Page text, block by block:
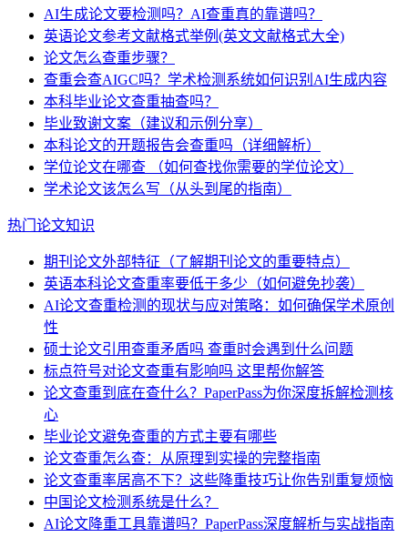
AI生成论文要检测吗？AI查重真的靠谱吗？
英语论文参考文献格式举例(英文文献格式大全)
论文怎么查重步骤？
查重会查AIGC吗？学术检测系统如何识别AI生成内容
本科毕业论文查重抽查吗？
毕业致谢文案（建议和示例分享）
本科论文的开题报告会查重吗（详细解析）
学位论文在哪查 （如何查找你需要的学位论文）
学术论文该怎么写（从头到尾的指南）
热门论文知识
期刊论文外部特征（了解期刊论文的重要特点）
英语本科论文查重率要低于多少（如何避免抄袭）
AI论文查重检测的现状与应对策略：如何确保学术原创
性
硕士论文引用查重矛盾吗 查重时会遇到什么问题
标点符号对论文查重有影响吗 这里帮你解答
论文查重到底在查什么？PaperPass为你深度拆解检测核
心
毕业论文避免查重的方式主要有哪些
论文查重怎么查：从原理到实操的完整指南
论文查重率居高不下？这些降重技巧让你告别重复烦恼
中国论文检测系统是什么？
AI论文降重工具靠谱吗？PaperPass深度解析与实战指南